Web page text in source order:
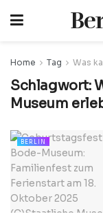
Home Tag Was
Schlagwort:
Museum
BERLIN